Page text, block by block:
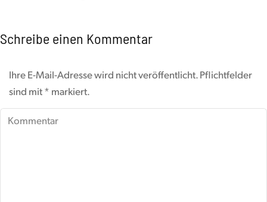
Schreibe einen Kommentar
Ihre E-Mail-Adresse wird nicht veröffentlicht. Pflichtfelder
sind mit* markiert.
Kommentar